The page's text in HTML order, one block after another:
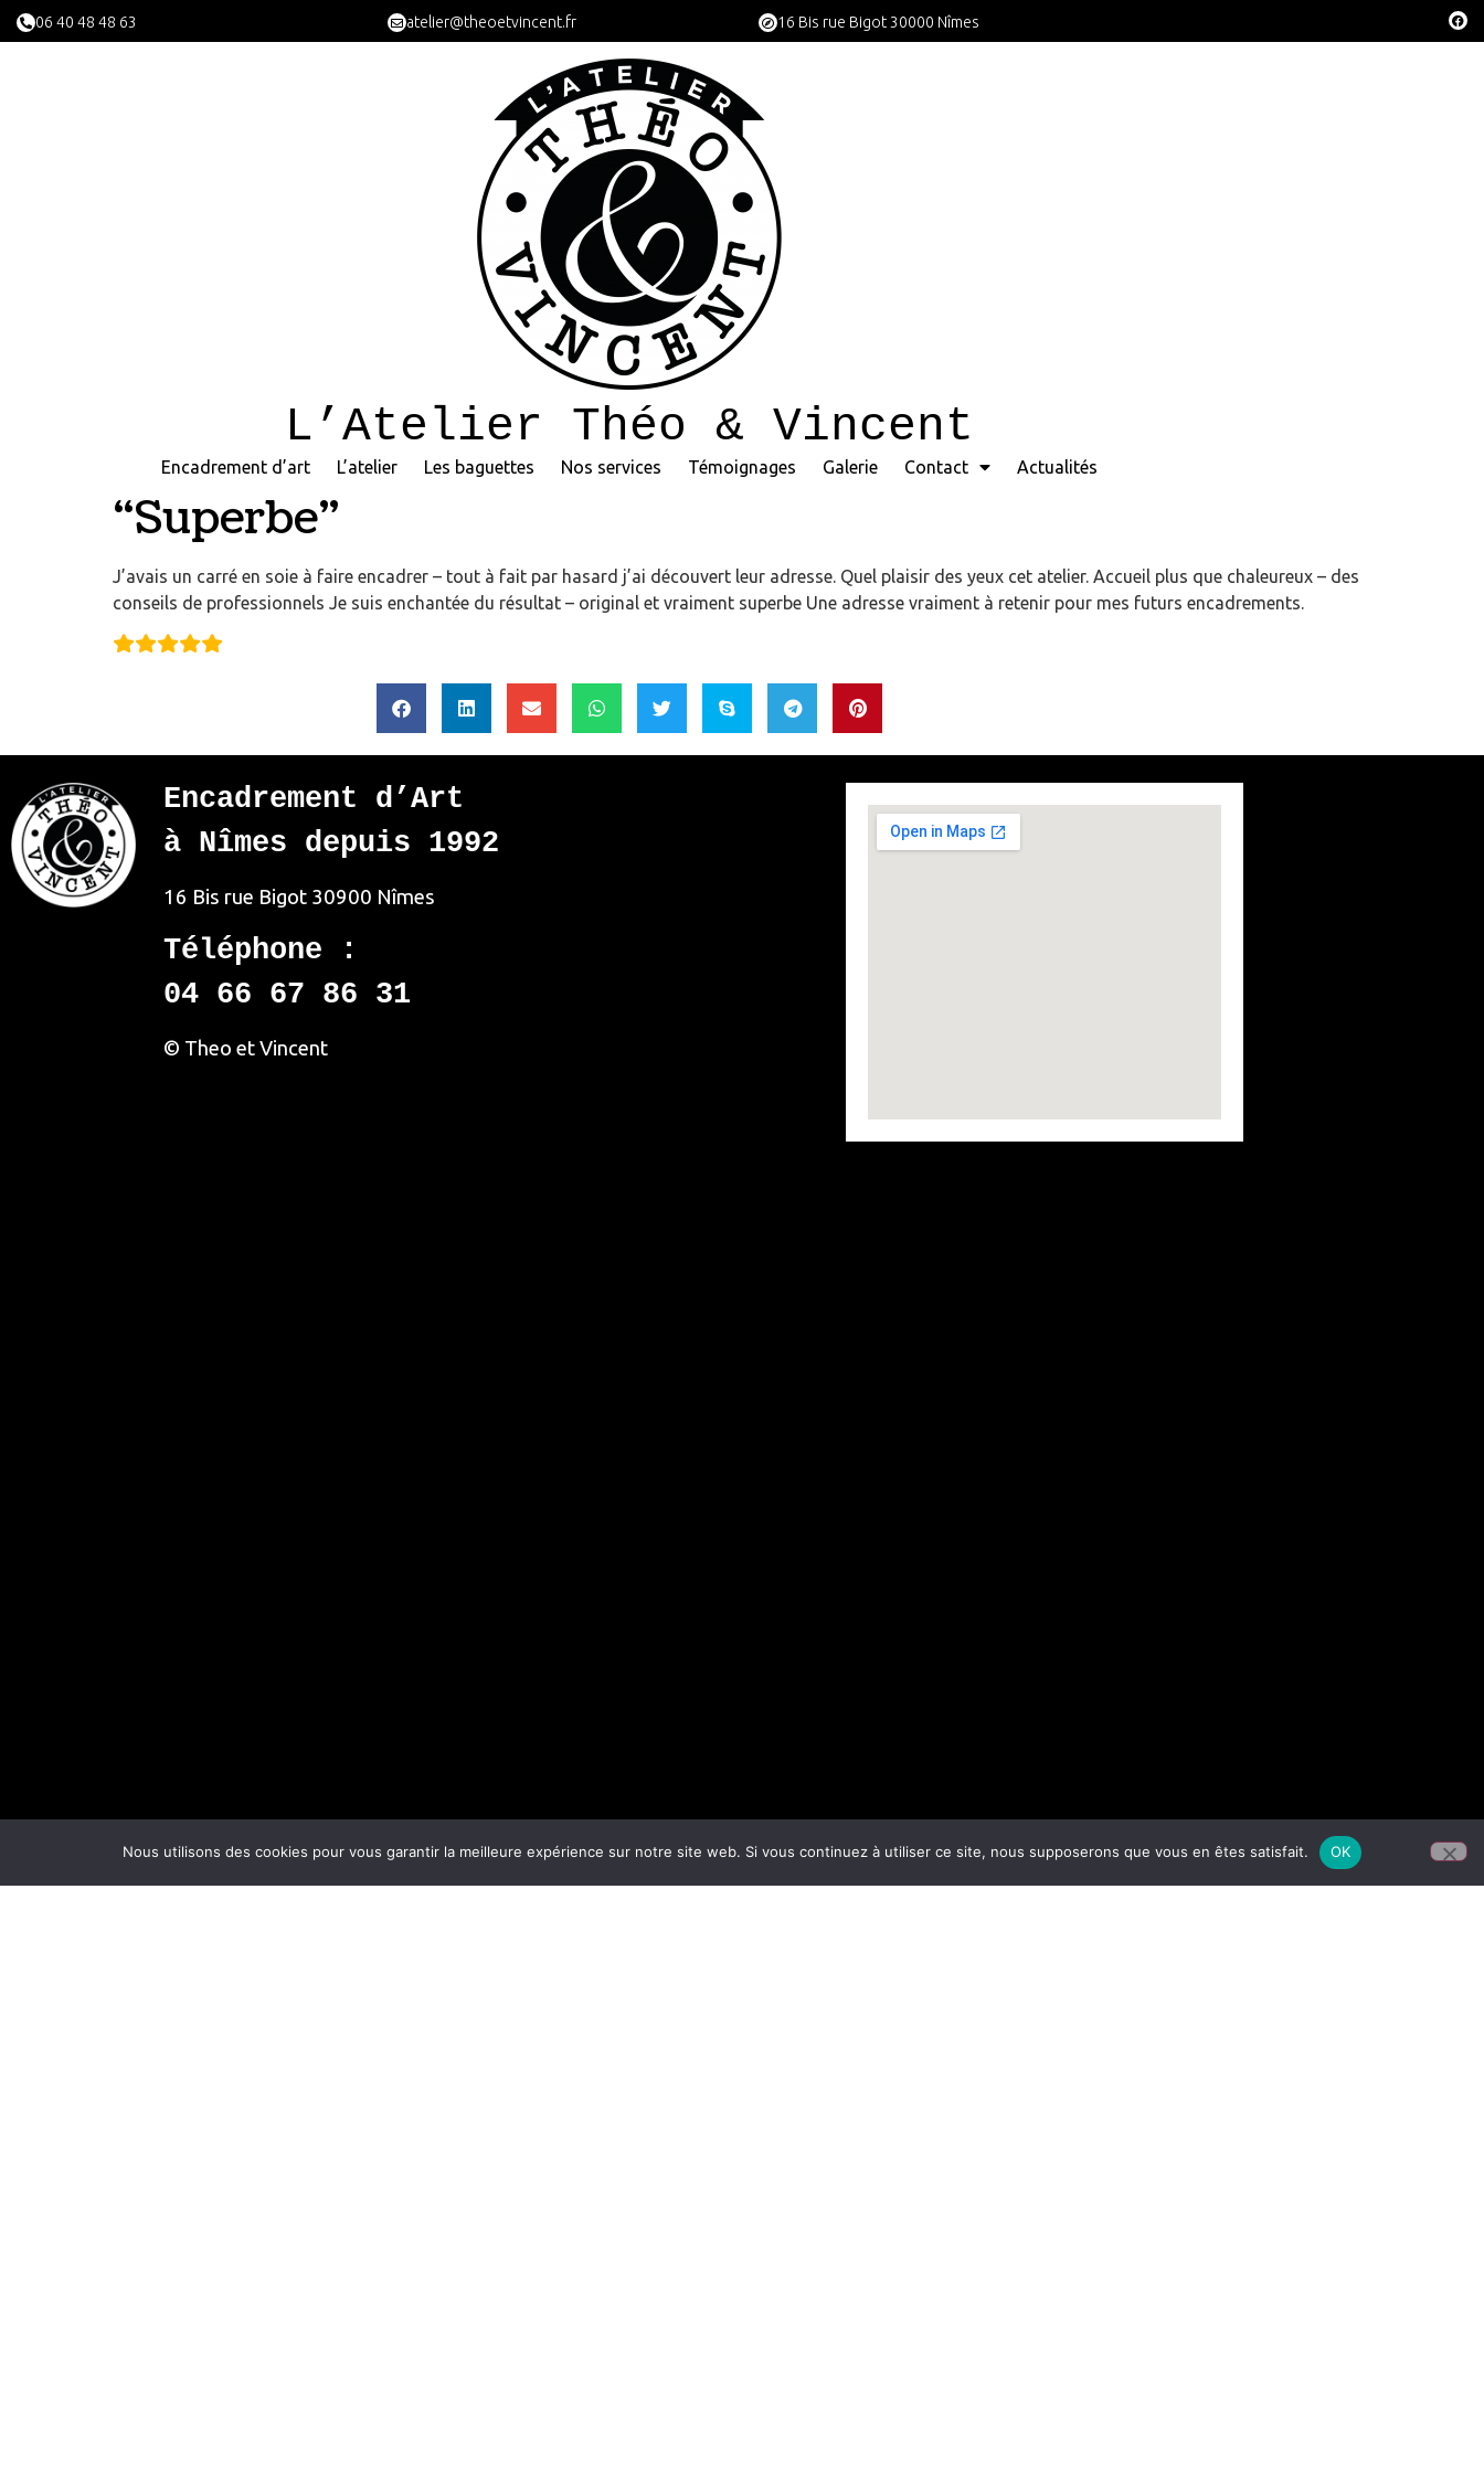
06 40 48 48 63 atelier@theoetvincent.fr 16 Bis rue Bigot 30000 Nîmes
L’Atelier Théo & Vincent
Encadrement d’art L’atelier Les baguettes Nos services Témoignages Galerie Contact Actualités
“Superbe”
J’avais un carré en soie à faire encadrer – tout à fait par hasard j’ai découvert leur adresse. Quel plaisir des yeux cet atelier. Accueil plus que chaleureux – des
conseils de professionnels Je suis enchantée du résultat – original et vraiment superbe Une adresse vraiment à retenir pour mes futurs encadrements.
Encadrement d’Art
à Nîmes depuis 1992
16 Bis rue Bigot 30900 Nîmes
Téléphone :
04 66 67 86 31
© Theo et Vincent
Nous utilisons des cookies pour vous garantir la meilleure expérience sur notre site web. Si vous continuez à utiliser ce site, nous supposerons que vous en êtes satisfait. OK